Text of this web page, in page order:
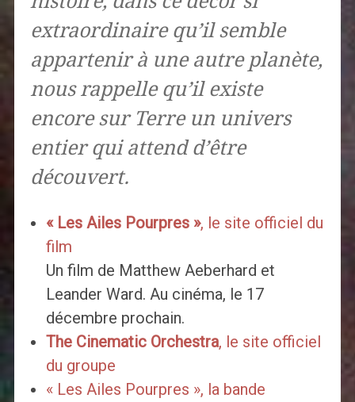
extraordinaire qu’il semble
appartenir à une autre planète,
nous rappelle qu’il existe
encore sur Terre un univers
entier qui attend d’être
découvert.
« Les Ailes Pourpres », le site officiel du
film
Un film de Matthew Aeberhard et
Leander Ward. Au cinéma, le 17
décembre prochain.
The Cinematic Orchestra, le site officiel
du groupe
« Les Ailes Pourpres », la bande